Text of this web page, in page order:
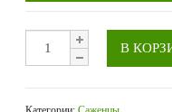
В